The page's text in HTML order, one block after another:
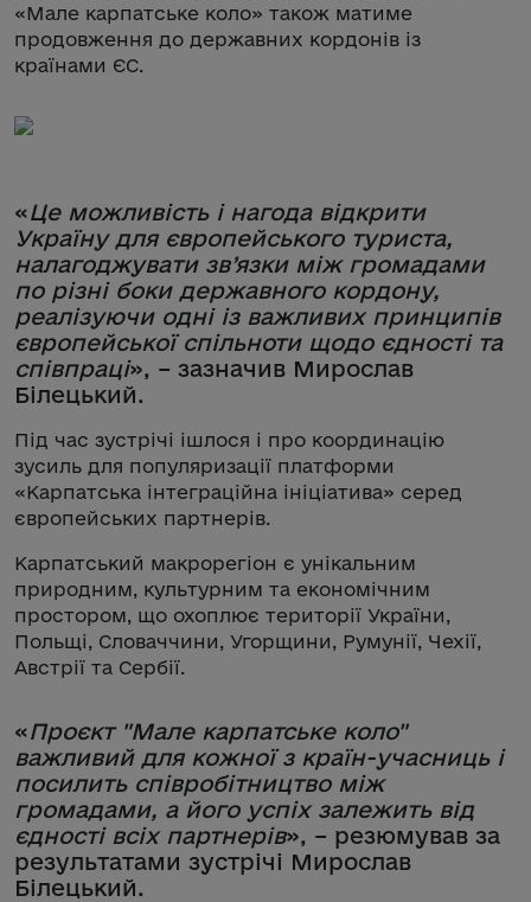
«Мале карпатське коло» також матиме
продовження до державних кордонів із
країнами ЄС.
«Це можливість і нагода відкрити
Україну для європейського туриста,
налагоджувати зв’язки між громадами
по різні боки державного кордону,
реалізуючи одні із важливих принципів
європейської спільноти щодо єдності та
співпраці», – зазначив Мирослав
Білецький.
Під час зустрічі ішлося і про координацію
зусиль для популяризації платформи
«Карпатська інтеграційна ініціатива» серед
європейських партнерів.
Карпатський макрорегіон є унікальним
природним, культурним та економічним
простором, що охоплює території України,
Польщі, Словаччини, Угорщини, Румунії, Чехії,
Австрії та Сербії.
«Проєкт "Мале карпатське коло"
важливий для кожної з країн-учасниць і
посилить співробітництво між
громадами, а його успіх залежить від
єдності всіх партнерів», – резюмував за
результатами зустрічі Мирослав
Білецький.